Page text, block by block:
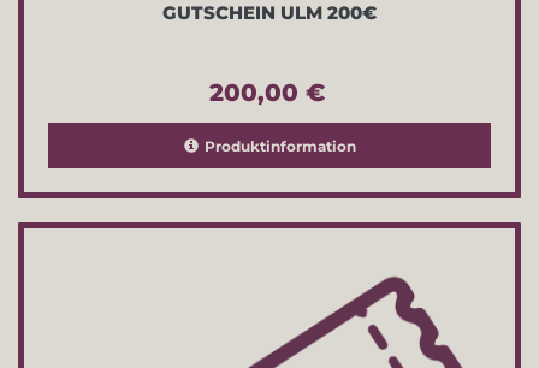
GUTSCHEIN ULM 200€
200,00 €
Produktinformation